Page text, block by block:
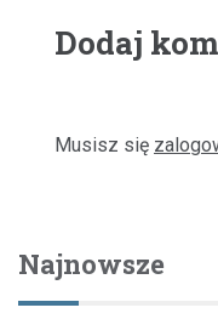
Dodaj
Musisz się
Najnowsze